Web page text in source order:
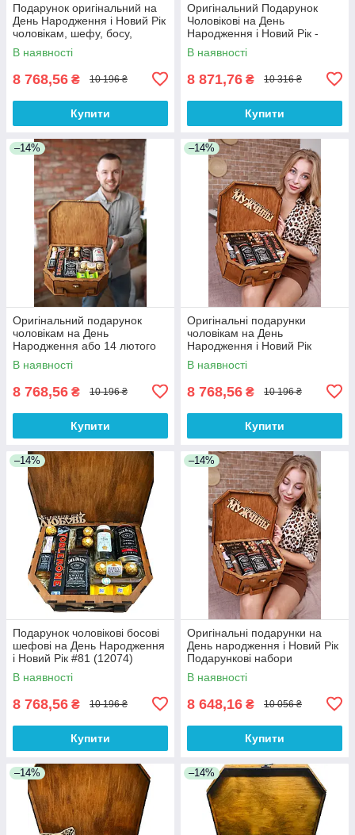
Подарунок оригінальний на
День Народження і Новий Рік
чоловікам, шефу, босу,
начальнику корпоративні
подарунки
В наявності
8 768,56 ₴ 10 196 ₴
Купити
Оригінальний Подарунок
Чоловікові на День
Народження і Новий Рік -
чоловіка, босу, хлопцеві,
начальнику
В наявності
8 871,76 ₴ 10 316 ₴
Купити
–14%
Оригінальний подарунок
чоловікам на День
Народження або 14 лютого
день закоханих
В наявності
8 768,56 ₴ 10 196 ₴
Купити
–14%
Оригінальні подарунки
чоловікам на День
Народження і Новий Рік
босові шефові начальнику
братові на ювілей
В наявності
8 768,56 ₴ 10 196 ₴
Купити
–14%
Подарунок чоловікові босові
шефові на День Народження
і Новий Рік #81 (12074)
В наявності
8 768,56 ₴ 10 196 ₴
Купити
–14%
Оригінальні подарунки на
День народження і Новий Рік
Подарункові набори
В наявності
8 648,16 ₴ 10 056 ₴
Купити
–14% –14%